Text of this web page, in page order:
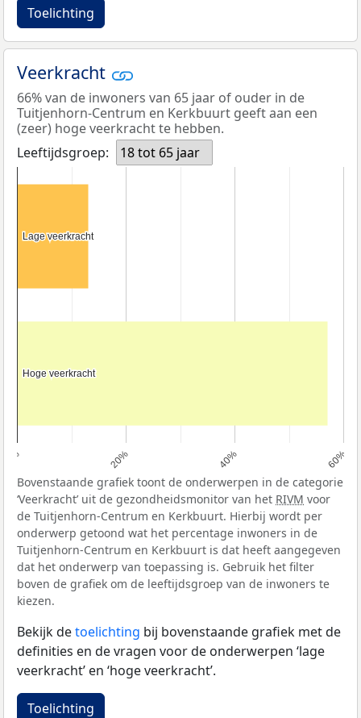
Toelichting
Veerkracht
66% van de inwoners van 65 jaar of ouder in de
Tuitjenhorn-Centrum en Kerkbuurt geeft aan een
(zeer) hoge veerkracht te hebben.
Leeftijdsgroep:
18 tot 65 jaar
0% 20% 40% 60%
Lage veerkracht
Lage veerkracht
Hoge veerkracht
Hoge veerkracht
Bovenstaande grafiek toont de onderwerpen in de categorie
‘Veerkracht’ uit de gezondheidsmonitor van het RIVM voor
de Tuitjenhorn-Centrum en Kerkbuurt. Hierbij wordt per
onderwerp getoond wat het percentage inwoners in de
Tuitjenhorn-Centrum en Kerkbuurt is dat heeft aangegeven
dat het onderwerp van toepassing is. Gebruik het filter
boven de grafiek om de leeftijdsgroep van de inwoners te
kiezen.
Bekijk detoelichting bij bovenstaande grafiek met de
definities en de vragen voor de onderwerpen ‘lage
veerkracht’ en ‘hoge veerkracht’.
Toelichting